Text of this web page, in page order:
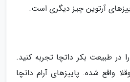
آرتوین چیز دیگری است.
در طبیعت بکر داتچا تجربه کنید.
واقع شده. پاییزهای آرام داتچا